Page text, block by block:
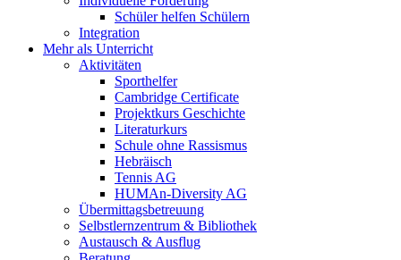
Schüler helfen Schülern
Integration
Mehr als Unterricht
Aktivitäten
Sporthelfer
Cambridge Certificate
Projektkurs Geschichte
Literaturkurs
Schule ohne Rassismus
Hebräisch
Tennis AG
HUMAn-Diversity AG
Übermittagsbetreuung
Selbstlernzentrum & Bibliothek
Austausch & Ausflug